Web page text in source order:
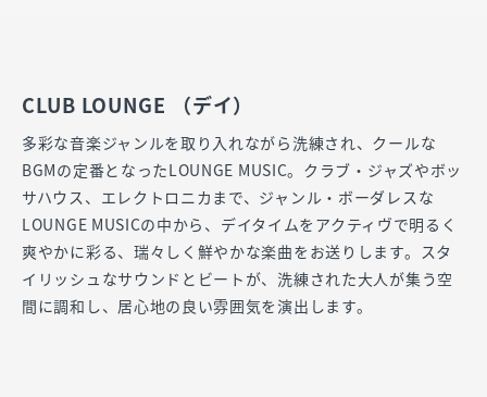
CLUB LOUNGE （デイ）
多彩な音楽ジャンルを取り入れながら洗練され、クールな
BGMの定番となったLOUNGE MUSIC。クラブ・ジャズやボッ
サハウス、エレクトロニカまで、ジャンル・ボーダレスな
LOUNGE MUSICの中から、デイタイムをアクティヴで明るく
爽やかに彩る、瑞々しく鮮やかな楽曲をお送りします。スタ
イリッシュなサウンドとビートが、洗練された大人が集う空
間に調和し、居心地の良い雰囲気を演出します。